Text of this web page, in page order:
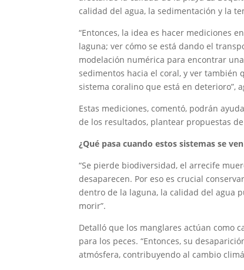
calidad del agua, la sedimentación y la
“Entonces, la idea es hacer mediciones
laguna; ver cómo se está dando el
modelación numérica para encontrar
sedimentos hacia el coral, y ver
sistema coralino que está en deterioro”,
Estas mediciones, comentó, podrán
de los resultados, plantear propuestas
¿Qué pasa cuando estos sistemas se
“Se pierde biodiversidad, el arrecife
desaparecen. Por eso es crucial
dentro de la laguna, la calidad del agua
morir”.
Detalló que los manglares actúan como
para los peces. “Entonces, su
atmósfera, contribuyendo al cambio